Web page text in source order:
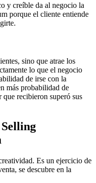
y creíble da al negocio la
porque el cliente entiende
sino que atrae los
lo que el negocio
de irse con la
más probabilidad de
recibieron superó sus
Es un ejercicio de
se descubre en la